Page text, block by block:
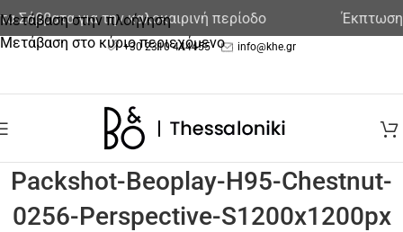
Μετάβαση στην πλοήγηση
Μετάβαση στο κύριο περιεχόμενο
Σάββατα για την καλοκαιρινή περίοδο Έκπτωση
+30 2310 444455 info@khe.gr
Packshot-Beoplay-H95-Chestnut-
0256-Perspective-S1200x1200px